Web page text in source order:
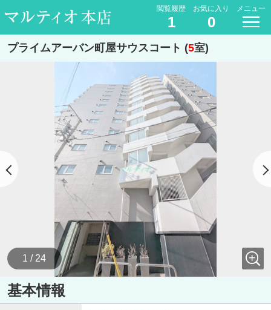
閲覧履歴
1
お気に入り
0
メニュー
プライムアーバン町屋サウスコート (5室)
1 / 24
基本情報